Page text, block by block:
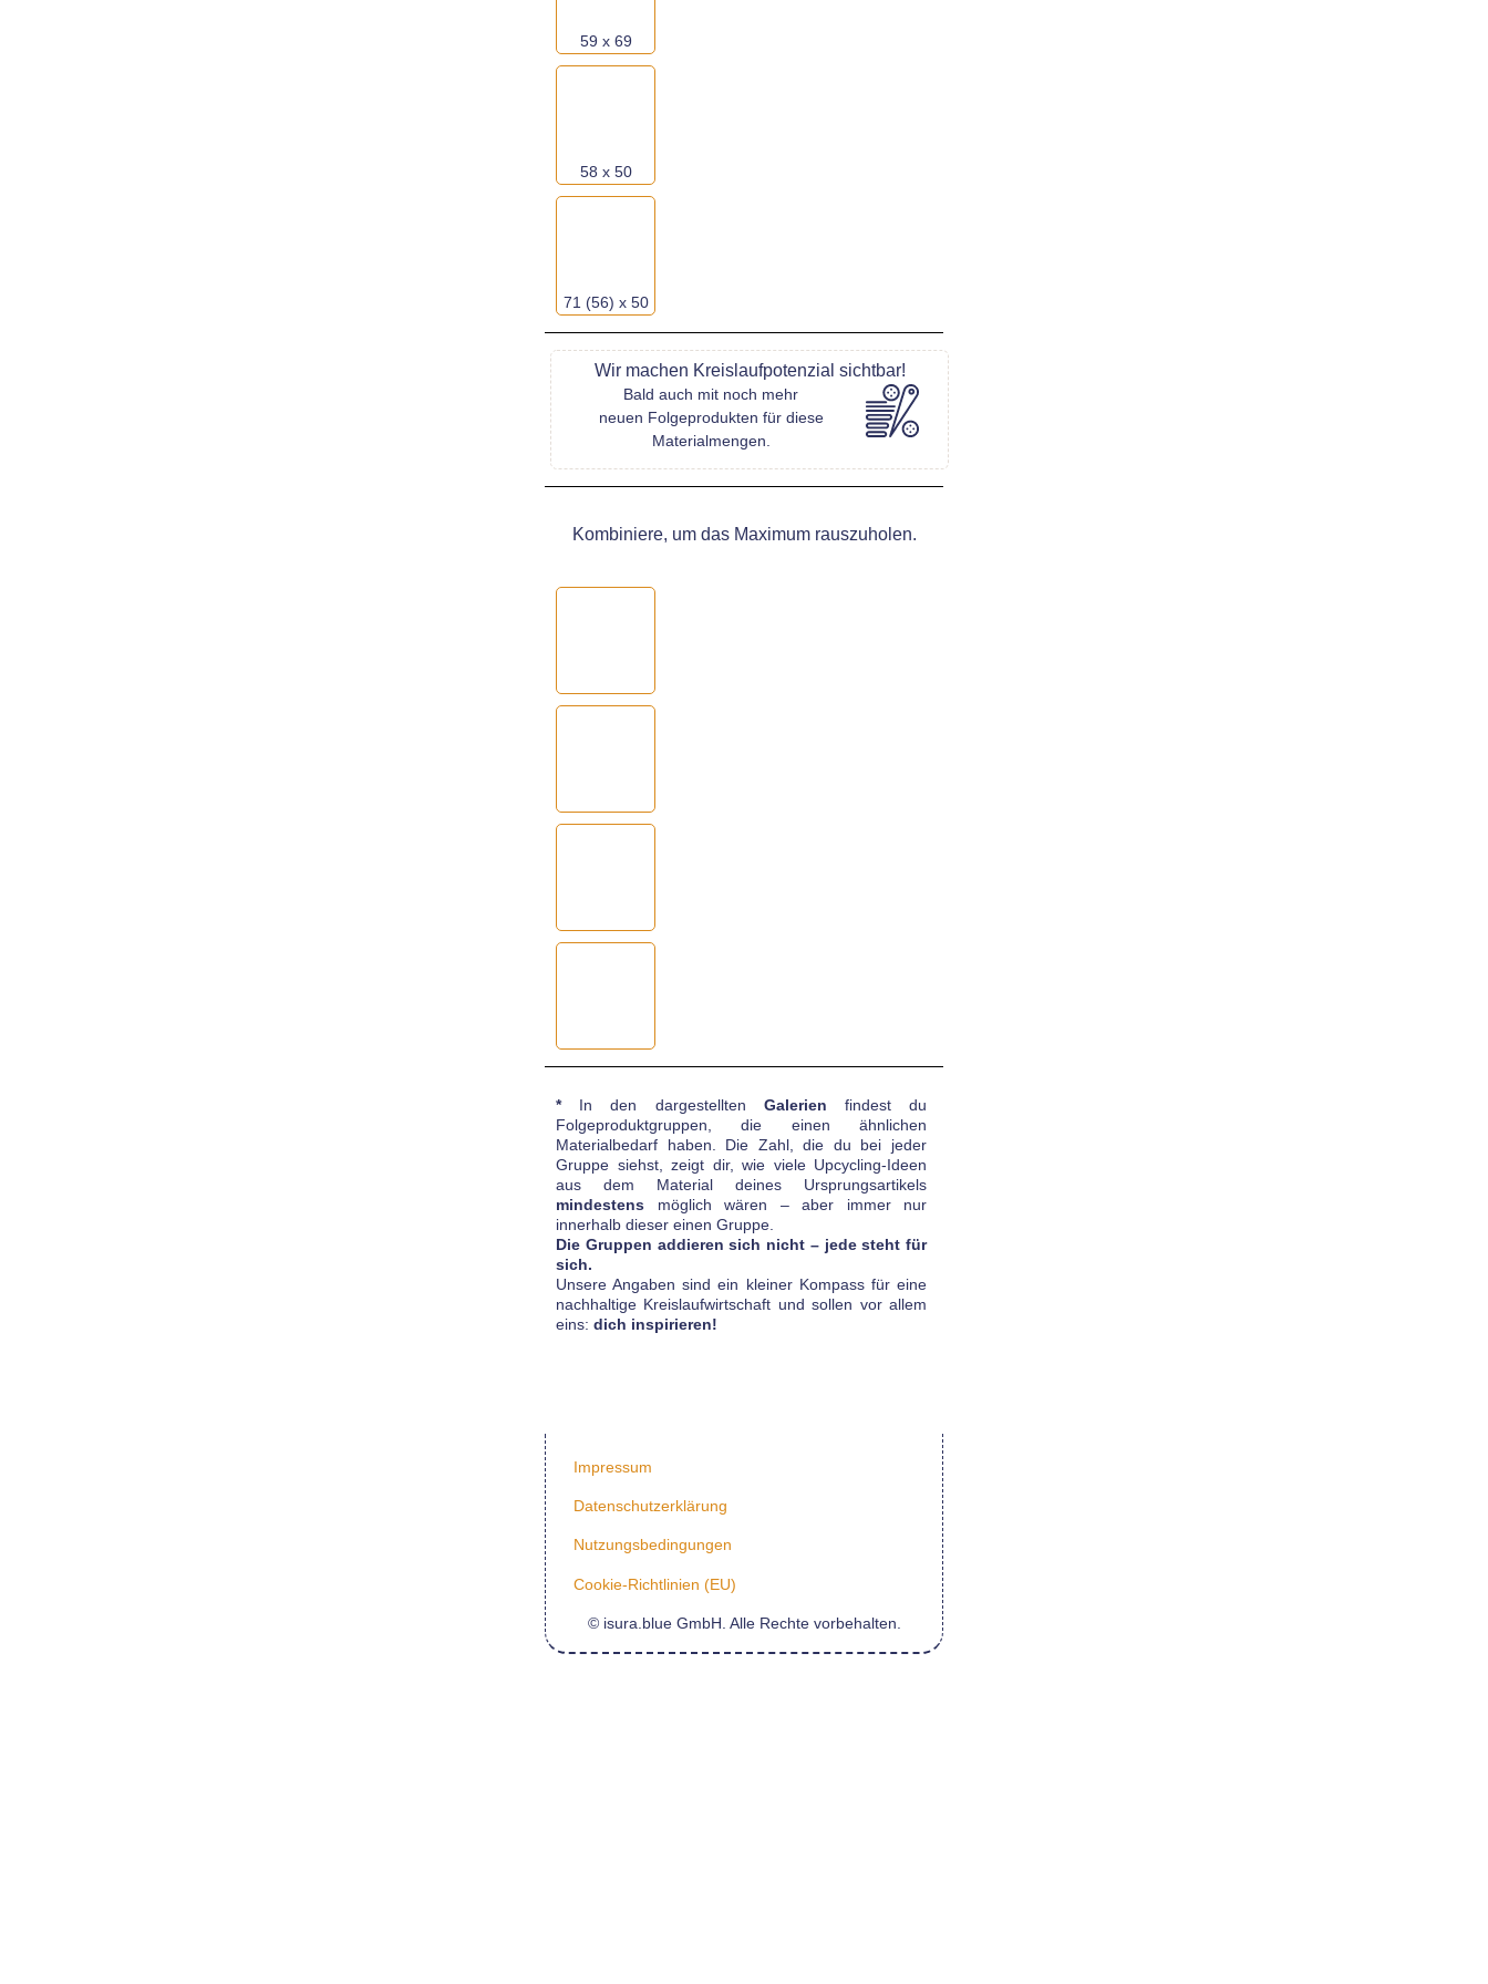
59 x 69
58 x 50
71 (56) x 50
Wir machen Kreislaufpotenzial sichtbar!
Bald auch mit noch mehr
neuen Folgeprodukten für diese
Materialmengen.
Kombiniere, um das Maximum rauszuholen.
*In den dargestellten Galerien findest du
Folgeproduktgruppen, die einen ähnlichen
Materialbedarf haben. Die Zahl, die du bei jeder
Gruppe siehst, zeigt dir, wie viele Upcycling-Ideen
aus dem Material deines Ursprungsartikels
mindestens möglich wären – aber immer nur
innerhalb dieser einen Gruppe.
Die Gruppen addieren sich nicht – jede steht für
sich.
Unsere Angaben sind ein kleiner Kompass für eine
nachhaltige Kreislaufwirtschaft und sollen vor allem
eins: dich inspirieren!
Impressum
Datenschutzerklärung
Nutzungsbedingungen
Cookie-Richtlinien (EU)
© isura.blue GmbH. Alle Rechte vorbehalten.